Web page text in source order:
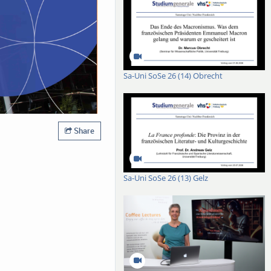
Share
Sa-Uni SoSe 26 (14) Obrecht
Sa-Uni SoSe 26 (13) Gelz